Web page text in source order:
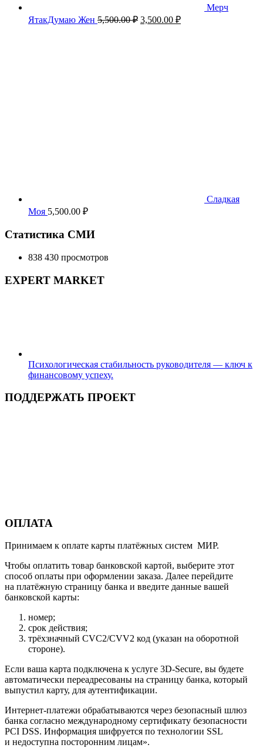
Мерч
ЯтакДумаю Жен 5,500.00₽ Первоначальная
3,500.00 ₽Текущая
Сладкая
Моя 5,500.00 ₽
Статистика СМИ
838 430 просмотров
EXPERT MARKET
Психологическая стабильность руководителя — ключ к
финансовому успеху.
ПОДДЕРЖАТЬ ПРОЕКТ
ОПЛАТА
Принимаем к оплате карты платёжных систем МИР.
Чтобы оплатить товар банковской картой, выберите этот
способ оплаты при оформлении заказа. Далее перейдите
на платёжную страницу банка и введите данные вашей
банковской карты:
номер;
срок действия;
трёхзначный CVC2/CVV2 код (указан на оборотной
стороне).
Если ваша карта подключена к услуге 3D-Secure, вы будете
автоматически переадресованы на страницу банка, который
выпустил карту, для аутентификации.
Интернет-платежи обрабатываются через безопасный шлюз
банка согласно международному сертификату безопасности
PCI DSS. Информация шифруется по технологии SSL
и недоступна посторонним лицам».